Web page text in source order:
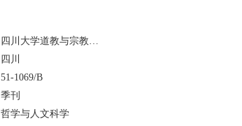
四川大学道教与宗教文化研究所
四川
51-1069/B
季刊
哲学与人文科学